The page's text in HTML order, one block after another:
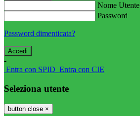
Nome Utente
Password
Password dimenticata?
-
Entra con SPID Entra con CIE
Seleziona utente
button close ×